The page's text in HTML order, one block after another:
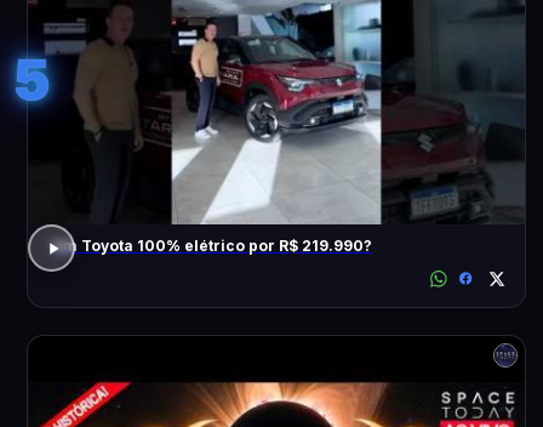
5
Um Toyota 100% elétrico por R$ 219.990?